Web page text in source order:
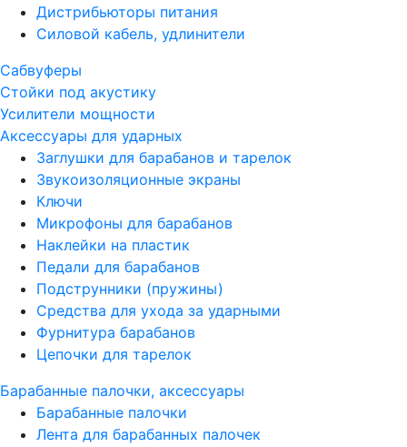
Дистрибьюторы питания
Силовой кабель, удлинители
Сабвуферы
Стойки под акустику
Усилители мощности
Аксессуары для ударных
Заглушки для барабанов и тарелок
Звукоизоляционные экраны
Ключи
Микрофоны для барабанов
Наклейки на пластик
Педали для барабанов
Подструнники (пружины)
Средства для ухода за ударными
Фурнитура барабанов
Цепочки для тарелок
Барабанные палочки, аксессуары
Барабанные палочки
Лента для барабанных палочек